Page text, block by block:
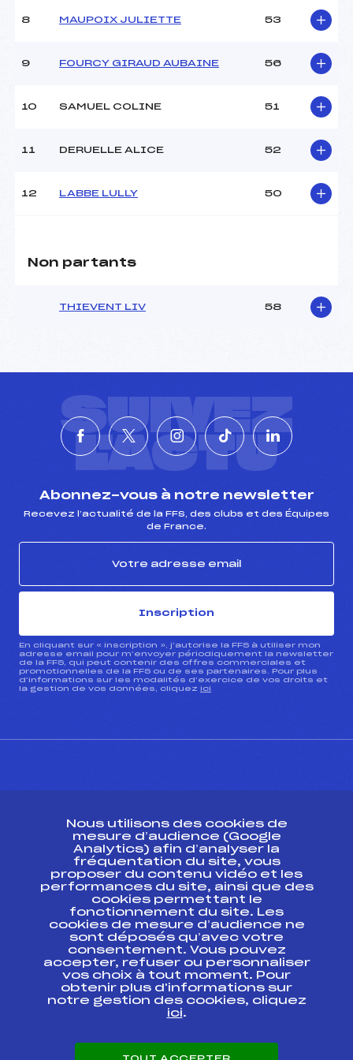
8 MAUPOIX JULIETTE 53
9 FOURCY GIRAUD AUBAINE 56
10 SAMUEL COLINE 51
11 DERUELLE ALICE 52
12 LABBE LULLY 50
Non partants
THIEVENT LIV 58
SUIVEZ
L'ACTU
Abonnez-vous à notre newsletter
Recevez l’actualité de la FFS, des clubs et des Équipes
de France.
Inscription
En cliquant sur « inscription », j’autorise la FFS à utiliser mon
adresse email pour m’envoyer périodiquement la newsletter
de la FFS, qui peut contenir des offres commerciales et
promotionnelles de la FFS ou de ses partenaires. Pour plus
d’informations sur les modalités d’exercice de vos droits et
la gestion de vos données, cliquez ici
Ressources
Pass’Neige
Projet sportif fédéral
Projet de performance fédéral
Antidopage
Pôle Développement, Formation, Suivi
Scientifique
Listes ministérielles
Pôle vie de l’athlète
Enseignement professionnel
Nous utilisons des cookies de
mesure d’audience (Google
Analytics) afin d’analyser la
fréquentation du site, vous
proposer du contenu vidéo et les
performances du site, ainsi que des
cookies permettant le
fonctionnement du site. Les
cookies de mesure d’audience ne
sont déposés qu’avec votre
consentement. Vous pouvez
accepter, refuser ou personnaliser
vos choix à tout moment. Pour
obtenir plus d'informations sur
notre gestion des cookies, cliquez
ici.